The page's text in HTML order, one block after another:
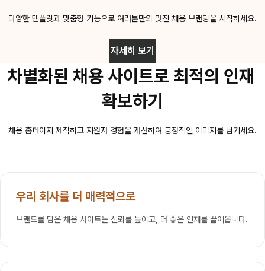
다양한 템플릿과 맞춤형 기능으로 여러분만의 멋진 채용 브랜딩을 시작하세요.
자세히 보기
차별화된 채용 사이트로 최적의 인재
확보하기
채용 홈페이지 제작하고 지원자 경험을 개선하여 긍정적인 이미지를 남기세요.
우리 회사를 더 매력적으로
브랜드를 담은 채용 사이트는 신뢰를 높이고, 더 좋은 인재를 끌어옵니다.